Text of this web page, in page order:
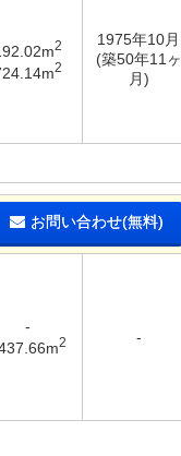
2
2
1975年10月
(築50年11ヶ
月)
お問い合わせ(無料)
-
2 -